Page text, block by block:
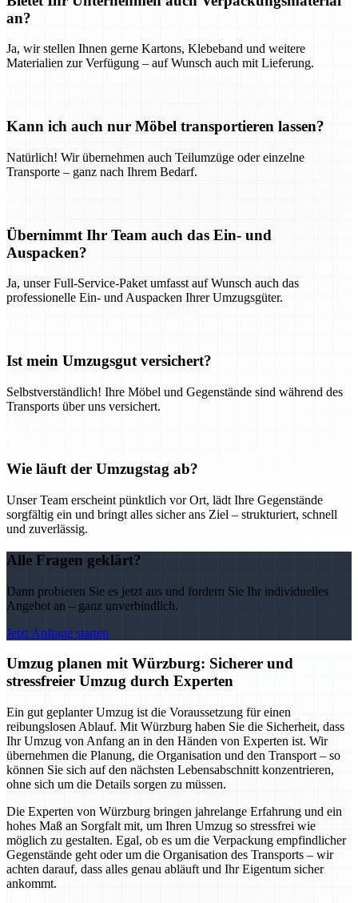
an?
Ja, wir stellen Ihnen gerne Kartons, Klebeband und weitere
Materialien zur Verfügung – auf Wunsch auch mit Lieferung.
Kann ich auch nur Möbel transportieren lassen?
Natürlich! Wir übernehmen auch Teilumzüge oder einzelne
Transporte – ganz nach Ihrem Bedarf.
Übernimmt Ihr Team auch das Ein- und
Auspacken?
Ja, unser Full-Service-Paket umfasst auf Wunsch auch das
professionelle Ein- und Auspacken Ihrer Umzugsgüter.
Ist mein Umzugsgut versichert?
Selbstverständlich! Ihre Möbel und Gegenstände sind während des
Transports über uns versichert.
Wie läuft der Umzugstag ab?
Unser Team erscheint pünktlich vor Ort, lädt Ihre Gegenstände
sorgfältig ein und bringt alles sicher ans Ziel – strukturiert, schnell
und zuverlässig.
Alle Fragen geklärt?
Dann probieren Sie es jetzt aus und fordern Sie Ihr individuelles
Angebot an – ganz unverbindlich.
Jetzt Anfrage starten
Umzug planen mit Würzburg: Sicherer und
stressfreier Umzug durch Experten
Ein gut geplanter Umzug ist die Voraussetzung für einen
reibungslosen Ablauf. Mit Würzburg haben Sie die Sicherheit, dass
Ihr Umzug von Anfang an in den Händen von Experten ist. Wir
übernehmen die Planung, die Organisation und den Transport – so
können Sie sich auf den nächsten Lebensabschnitt konzentrieren,
ohne sich um die Details sorgen zu müssen.
Die Experten von Würzburg bringen jahrelange Erfahrung und ein
hohes Maß an Sorgfalt mit, um Ihren Umzug so stressfrei wie
möglich zu gestalten. Egal, ob es um die Verpackung empfindlicher
Gegenstände geht oder um die Organisation des Transports – wir
achten darauf, dass alles genau abläuft und Ihr Eigentum sicher
ankommt.